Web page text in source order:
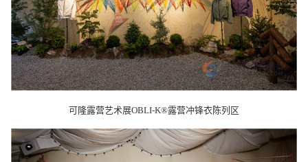
可隆露营艺术展OBLI-K®露营冲锋衣陈列区